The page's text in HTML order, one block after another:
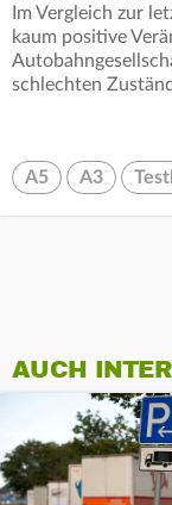
Im Vergleich zur
kaum positive
schlechten
A5 A3
AUCH